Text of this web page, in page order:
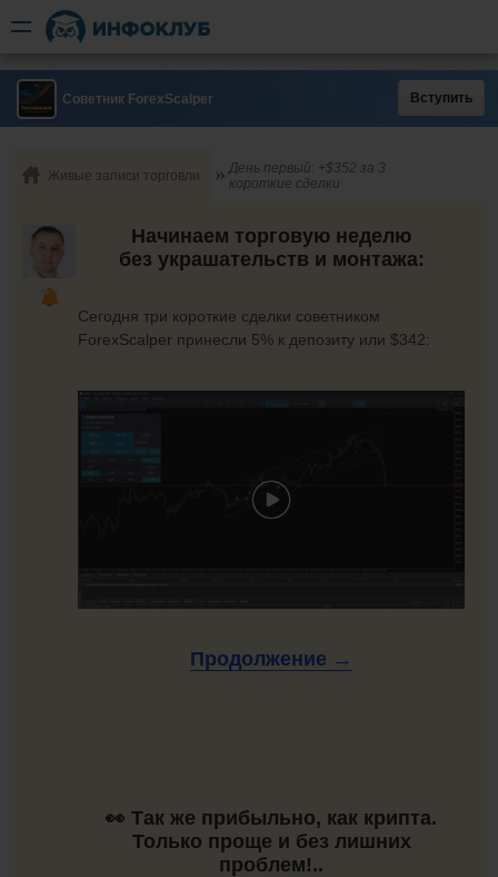
Советник ForexScalper Вступить
Живые записи торговли
День первый: +$352 за 3
короткие сделки
Начинаем торговую неделю
без украшательств и монтажа:
Сегодня три короткие сделки советником
ForexScalper принесли 5% к депозиту или $342:
Продолжение →
👀 Так же прибыльно, как крипта.
Только проще и без лишних
проблем!..